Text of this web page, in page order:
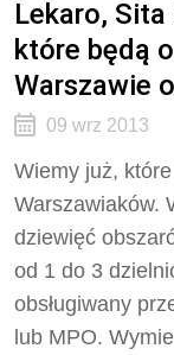
Lekaro,
które będą
Warszawie
09 wrz 2013
Wiemy już,
Warszawiaków.
dziewięć
od 1 do 3
obsługiwany
lub MPO.